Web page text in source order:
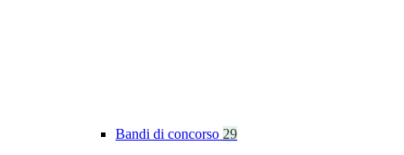
Bandi di concorso 29